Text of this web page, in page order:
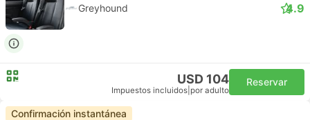
Greyhound 4.9
USD 104
Impuestos incluidos por adulto
Reservar
Confirmación instantánea